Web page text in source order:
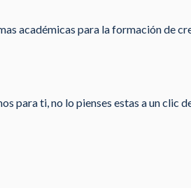
académicas para la formación de
para ti, no lo pienses estas a un clic